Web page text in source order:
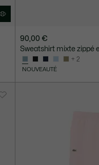
90,00 €
Sweatshirt mixte zippé
+ 2
NOUVEAUTÉ